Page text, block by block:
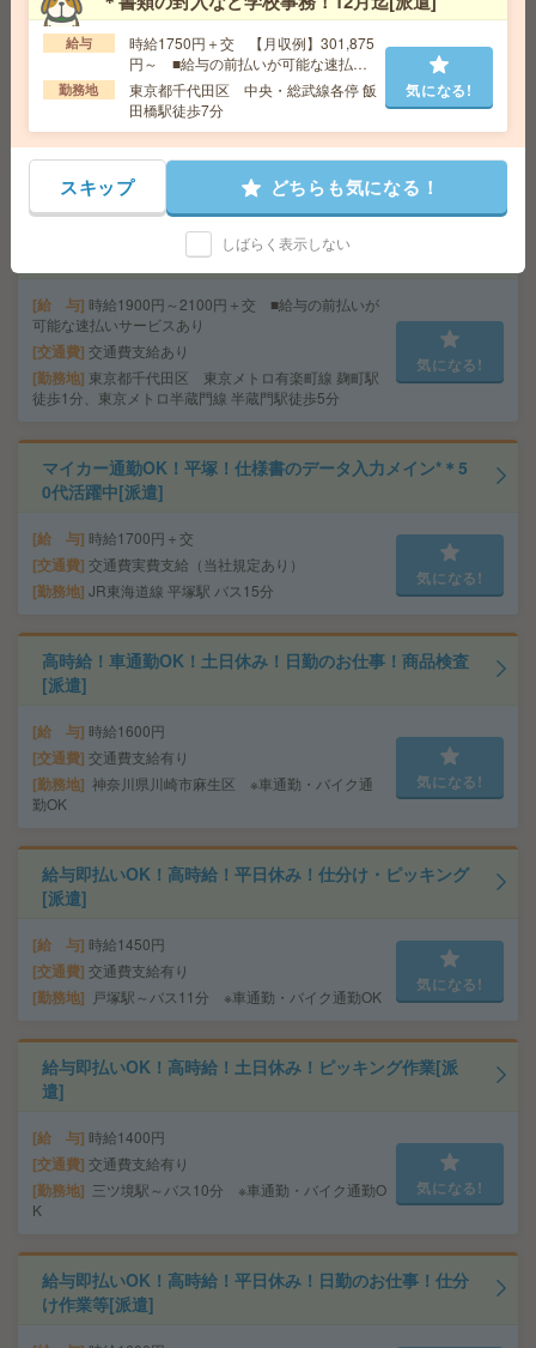
どカンタン事務＊未経験OK[派遣]
時給1550円＋交 ■給与の前払いが可能な速
払いサービスあり
交通費支給あり
勤務地 神奈川県相模原市中央区 横浜線 矢部駅徒歩
3分
気になる!
完全在宅＊時給1900円！週4日＆10-15時半勤務！人材サ
ービス企業で営業事務[派遣]
給 与 時給1900円～2100円＋交 ■給与の前払いが
可能な速払いサービスあり
交通費 交通費支給あり
勤務地 東京都千代田区 東京メトロ有楽町線 麹町駅
徒歩1分、東京メトロ半蔵門線 半蔵門駅徒歩5分
気になる!
マイカー通勤OK！平塚！仕様書のデータ入力メイン*＊5
0代活躍中[派遣]
給 与 時給1700円＋交
交通費 交通費実費支給（当社規定あり）
勤務地 JR東海道線 平塚駅 バス15分
気になる!
高時給！車通勤OK！土日休み！日勤のお仕事！商品検査
[派遣]
給 与 時給1600円
交通費 交通費支給有り
勤務地 神奈川県川崎市麻生区 ※車通勤・バイク通
勤OK
気になる!
給与即払いOK！高時給！平日休み！仕分け・ピッキング
[派遣]
給 与 時給1450円
交通費 交通費支給有り
勤務地 戸塚駅～バス11分 ※車通勤・バイク通勤OK
気になる!
給与即払いOK！高時給！土日休み！ピッキング作業[派
遣]
給 与 時給1400円
交通費 交通費支給有り
勤務地
三ツ境駅～バス10分 ※車通勤・バイク通勤O
K
気になる!
給与即払いOK！高時給！平日休み！日勤のお仕事！仕分
け作業等[派遣]
給与
時給1750円＋交 【月収例】301,875
円～ ■給与の前払いが可能な速払い
サービスあり
勤務地
東京都千代田区 中央・総武線各停 飯
田橋駅徒歩7分
気になる!
スキップ どちらも気になる！
しばらく表示しない